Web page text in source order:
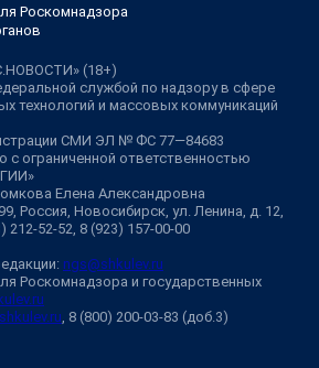
Роскомнадзора
(18+)
службой по надзору в сфере
технологий и массовых коммуникаций
СМИ ЭЛ № ФС 77—84683
с ограниченной ответственностью
Елена Александровна
Россия, Новосибирск, ул. Ленина, д. 12,
212-52-52, 8 (923) 157-00-00
ngs@shkulev.ru
Роскомнадзора и государственных
, 8 (800) 200-03-83 (доб.3)